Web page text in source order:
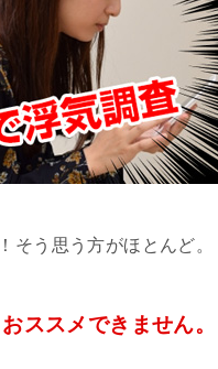
そう思う方がほとんど。
ススメできません。